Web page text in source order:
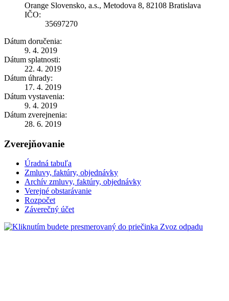
Orange Slovensko, a.s., Metodova 8, 82108 Bratislava
IČO:
35697270
Dátum doručenia:
9. 4. 2019
Dátum splatnosti:
22. 4. 2019
Dátum úhrady:
17. 4. 2019
Dátum vystavenia:
9. 4. 2019
Dátum zverejnenia:
28. 6. 2019
Zverejňovanie
Úradná tabuľa
Zmluvy, faktúry, objednávky
Archív zmluvy, faktúry, objednávky
Verejné obstarávanie
Rozpočet
Záverečný účet